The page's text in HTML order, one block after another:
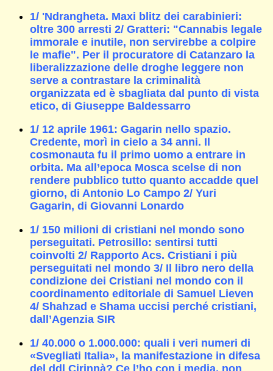
1/ 'Ndrangheta. Maxi blitz dei carabinieri:
oltre 300 arresti 2/ Gratteri: "Cannabis legale
immorale e inutile, non servirebbe a colpire
le mafie". Per il procuratore di Catanzaro la
liberalizzazione delle droghe leggere non
serve a contrastare la criminalità
organizzata ed è sbagliata dal punto di vista
etico, di Giuseppe Baldessarro
1/ 12 aprile 1961: Gagarin nello spazio.
Credente, morì in cielo a 34 anni. Il
cosmonauta fu il primo uomo a entrare in
orbita. Ma all’epoca Mosca scelse di non
rendere pubblico tutto quanto accadde quel
giorno, di Antonio Lo Campo 2/ Yuri
Gagarin, di Giovanni Lonardo
1/ 150 milioni di cristiani nel mondo sono
perseguitati. Petrosillo: sentirsi tutti
coinvolti 2/ Rapporto Acs. Cristiani i più
perseguitati nel mondo 3/ Il libro nero della
condizione dei Cristiani nel mondo con il
coordinamento editoriale di Samuel Lieven
4/ Shahzad e Shama uccisi perché cristiani,
dall’Agenzia SIR
1/ 40.000 o 1.000.000: quali i veri numeri di
«Svegliati Italia», la manifestazione in difesa
del ddl Cirinnà? Ce l’ho con i media, non